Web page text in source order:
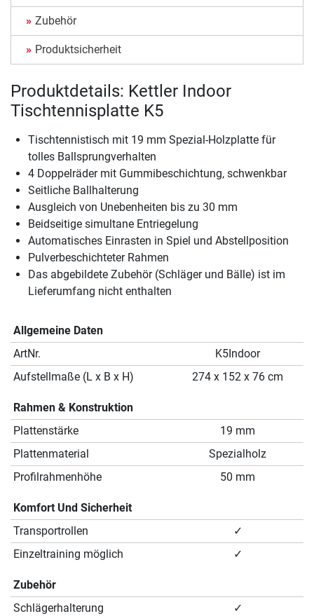
Zubehör
Produktsicherheit
Produktdetails: Kettler Indoor
Tischtennisplatte K5
Tischtennistisch mit 19 mm Spezial-Holzplatte für
tolles Ballsprungverhalten
4 Doppelräder mit Gummibeschichtung, schwenkbar
Seitliche Ballhalterung
Ausgleich von Unebenheiten bis zu 30 mm
Beidseitige simultane Entriegelung
Automatisches Einrasten in Spiel und Abstellposition
Pulverbeschichteter Rahmen
Das abgebildete Zubehör (Schläger und Bälle) ist im
Lieferumfang nicht enthalten
Allgemeine Daten
ArtNr.
K5Indoor
Aufstellmaße (L x B x H)
274 x 152 x 76 cm
Rahmen & Konstruktion
Plattenstärke
19 mm
Plattenmaterial
Spezialholz
Profilrahmenhöhe
50 mm
Komfort Und Sicherheit
Transportrollen
✓
Einzeltraining möglich
✓
Zubehör
Schlägerhalterung
✓